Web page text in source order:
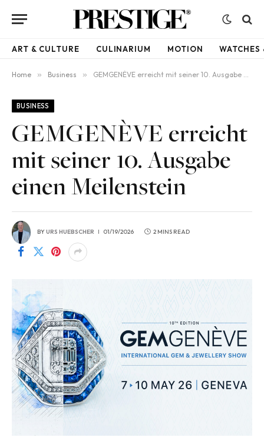
ART & CULTURE CULINARIUM MOTION WATCHES
Home » Business » GEMGENÈVE erreicht mit seiner 10. Ausgabe einen Meilenstein
BUSINESS
GEMGENÈVE erreicht
mit seiner 10. Ausgabe
einen Meilenstein
BYURS HUEBSCHER 01/19/2026 2 MINS READ